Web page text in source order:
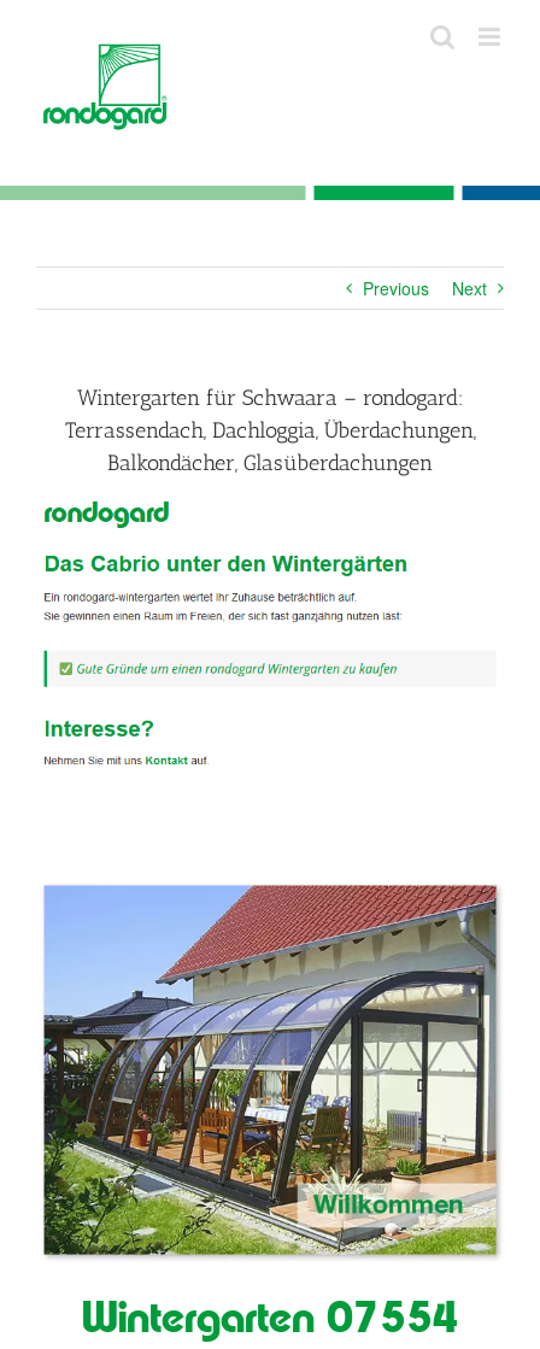
Previous Next
Wintergarten für Schwaara – rondogard:
Terrassendach, Dachloggia, Überdachungen,
Balkondächer, Glasüberdachungen
Wintergarten 07554